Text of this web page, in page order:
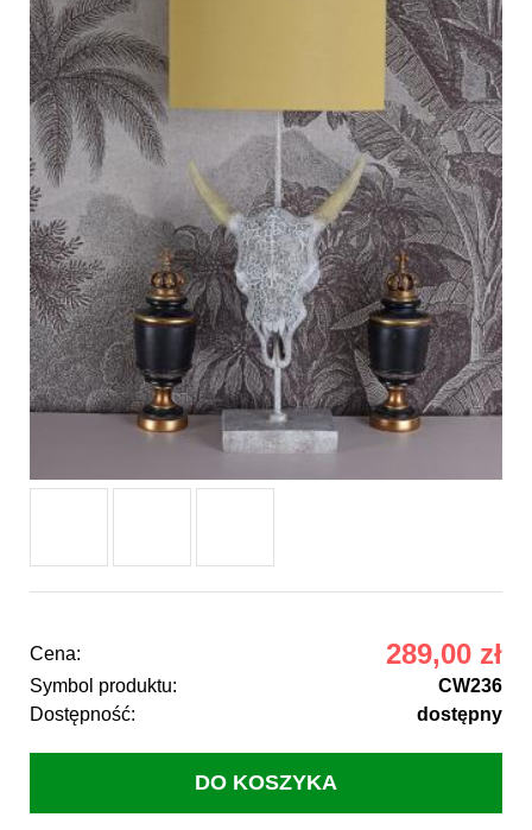
Cena: 289,00 zł
Symbol produktu:
CW236
Dostępność:
dostępny